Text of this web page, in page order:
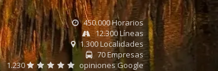
450.000 Horarios
12.300 Líneas
1.300 Localidades
70 Empresas
1.230
opiniones Google